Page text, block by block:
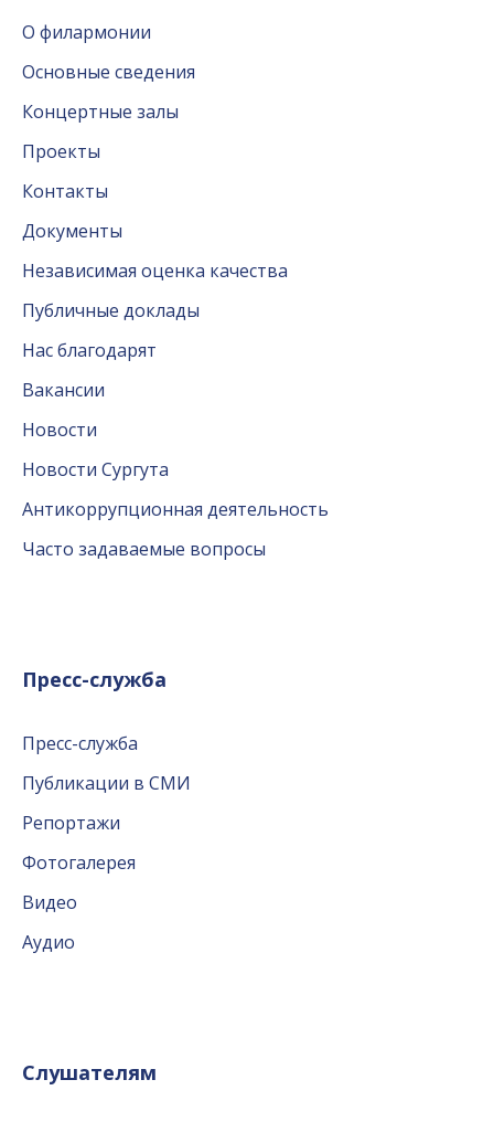
О филармонии
Основные сведения
Концертные залы
Проекты
Контакты
Документы
Независимая оценка качества
Публичные доклады
Нас благодарят
Вакансии
Новости
Новости Сургута
Антикоррупционная деятельность
Часто задаваемые вопросы
Пресс-служба
Пресс-служба
Публикации в СМИ
Репортажи
Фотогалерея
Видео
Аудио
Слушателям